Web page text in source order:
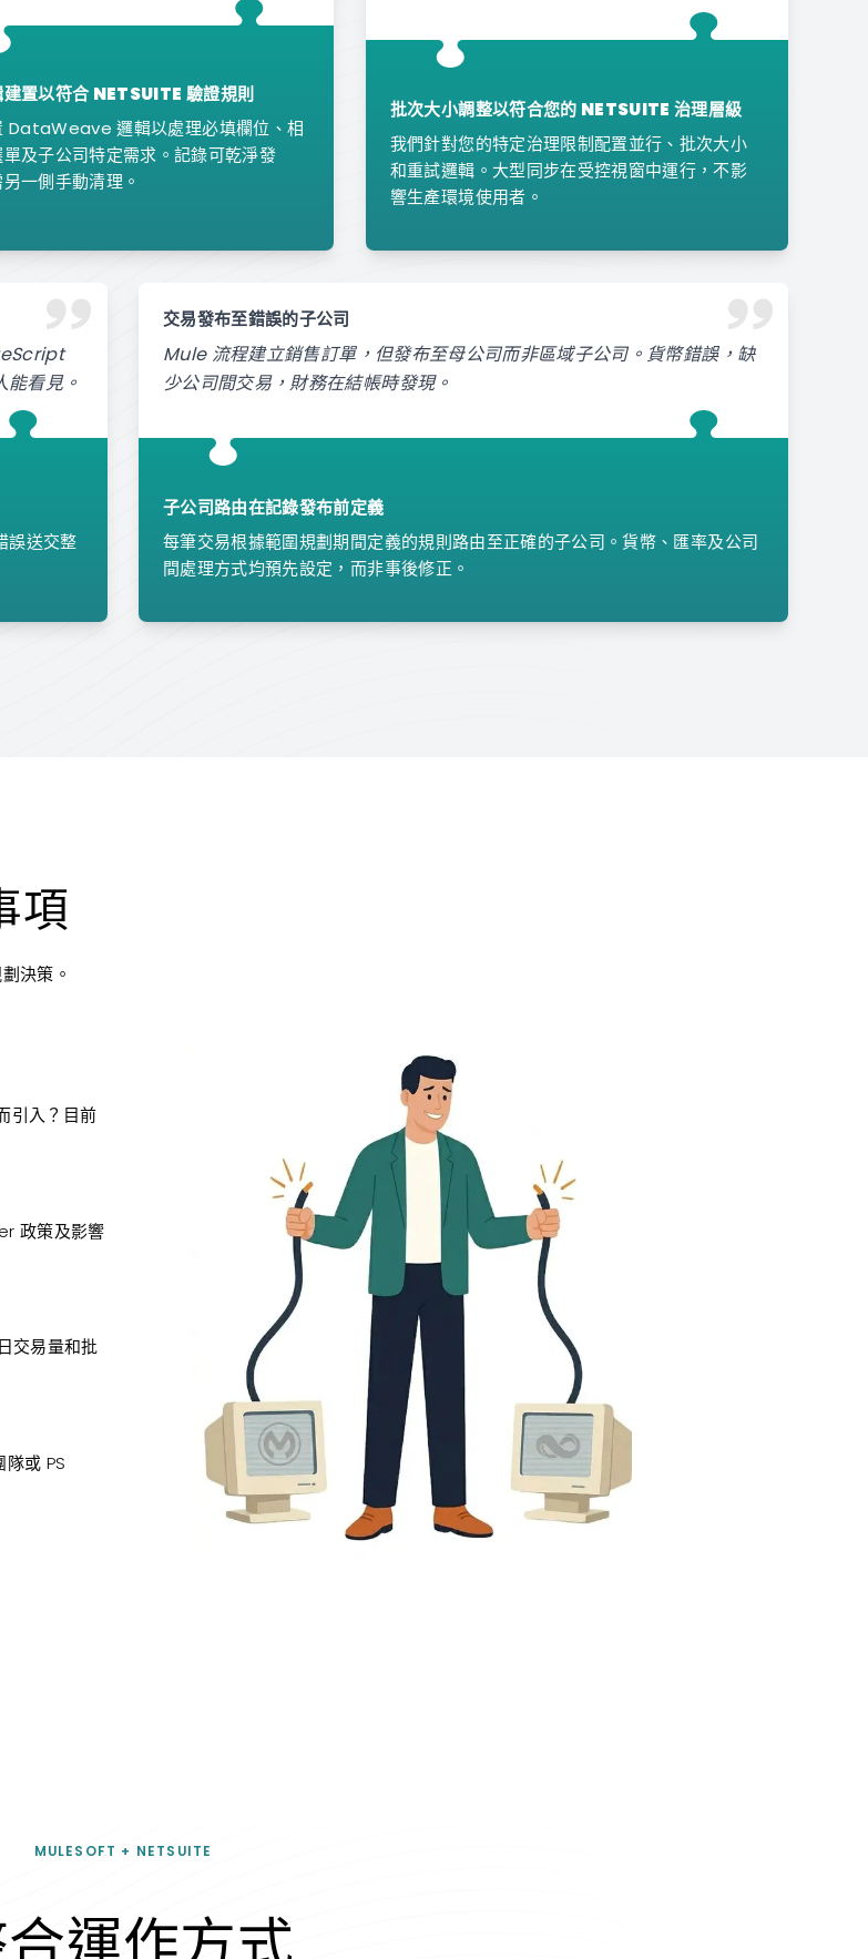
置以符合 NETSUITE 驗證規則
DataWeave 邏輯以處理必填欄位、相
及子公司特定需求。記錄可乾淨發
一側手動清理。
批次大小調整以符合您的 NETSUITE 治理層級
我們針對您的特定治理限制配置並行、批次大小
和重試邏輯。大型同步在受控視窗中運行，不影
響生產環境使用者。
看見。
誤送交整
交易發布至錯誤的子公司
Mule 流程建立銷售訂單，但發布至母公司而非區域子公司。貨幣錯誤，缺
少公司間交易，財務在結帳時發現。
子公司路由在記錄發布前定義
每筆交易根據範圍規劃期間定義的規則路由至正確的子公司。貨幣、匯率及公司
間處理方式均預先設定，而非事後修正。
項
決策。
引入？目前
政策及影響
交易量和批
或 PS
MULESOFT + NETSUITE